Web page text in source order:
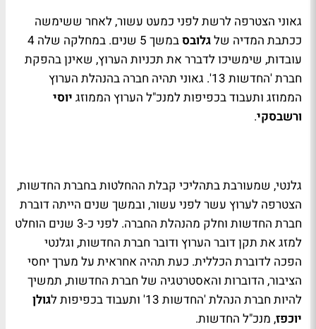
גאוני הצטרפה לרשת לפני כמעט עשור, לאחר ששימשה
ככתבת המדיה שלגלובס
במשך 5 שנים. במחלקה שלה 4
עובדות, שימשיכו לדברר את תכניות הערוץ, שאינן בהפקת
חברת 'החדשות 13'. גאוני תהיה חברה בהנהלת הערוץ
הממוזג ותעבוד בכפיפות למנכ"ל הערוץ הממוזג יוסי
ורשבסקי.
גלנטי, שמעורבת בתהליכי קבלת ההחלטות בחברת החדשות,
הצטרפה לערוץ עשר לפני עשור, ובמשך שנים הייתה דוברת
חברת החדשות וחלק מהנהלת החברה. לפני כ-3 שנים הוחלט
למזג את תקן דובר הערוץ ודובר חברת החדשות, וגלנטי
הפכה לדוברת הכללית. כעת תהיה אחראית על מערך יחסי
הציבור, הדוברות והאסטרטגיה של חברת החדשות, תמשיך
להיות חברת הנהלת 'החדשות 13' ותעבוד בכפיפות ל
גולן
יוכפז, מנכ"ל החדשות.